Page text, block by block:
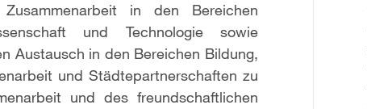
in den Bereichen
und Technologie sowie
Austausch in den Bereichen Bildung,
und Städtepartnerschaften zu
und des freundschaftlichen